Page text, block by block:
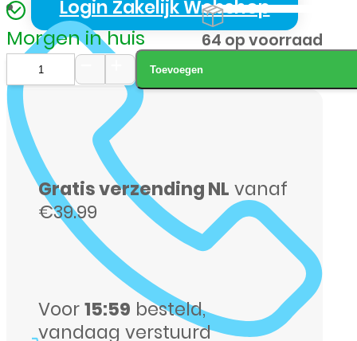
Login Zakelijk Webshop
Morgen in huis
Samsung
S-
942
S26
256GB
zwart
Toevoegen
64 op voorraad
Gratis verzending NL vanaf
€39.99
Voor15:59 besteld,
vandaag verstuurd